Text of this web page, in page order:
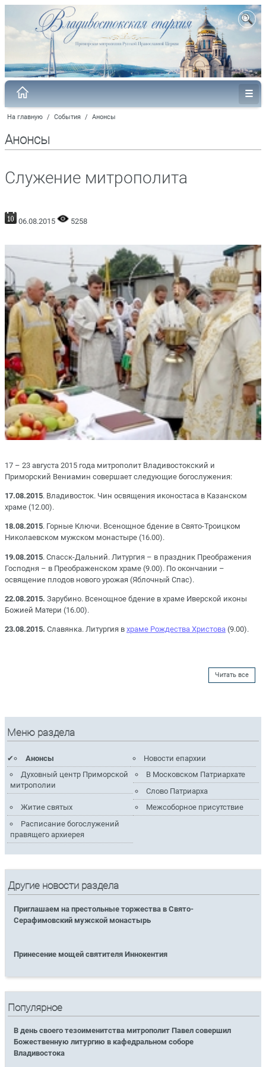
На главную / События / Анонсы
Анонсы
Служение митрополита
06.08.2015 5258
17 – 23 августа 2015 года митрополит Владивостокский и
Приморский Вениамин совершает следующие богослужения:
17.08.2015. Владивосток. Чин освящения иконостаса в Казанском
храме (12.00).
18.08.2015. Горные Ключи. Всенощное бдение в Свято-Троицком
Николаевском мужском монастыре (16.00).
19.08.2015. Спасск-Дальний. Литургия – в праздник Преображения
Господня – в Преображенском храме (9.00). По окончании –
освящение плодов нового урожая (Яблочный Спас).
22.08.2015. Зарубино. Всенощное бдение в храме Иверской иконы
Божией Матери (16.00).
23.08.2015. Славянка. Литургия в храме Рождества Христова (9.00).
Читать все
Меню раздела
Анонсы
Новости епархии
Духовный центр Приморской
митрополии
В Московском Патриархате
Слово Патриарха
Житие святых
Межсоборное присутствие
Расписание богослужений
правящего архиерея
Другие новости раздела
Приглашаем на престольные торжества в Свято-
Серафимовский мужской монастырь
Принесение мощей святителя Иннокентия
Популярное
В день своего тезоименитства митрополит Павел совершил
Божественную литургию в кафедральном соборе
Владивостока